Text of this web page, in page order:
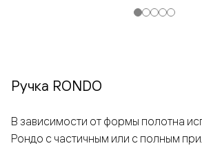
Ручка RONDO
В зависимости от формы полотна
Рондо с частичным или с полным